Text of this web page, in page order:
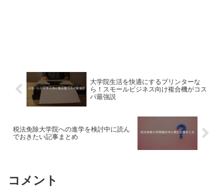
大学院生活を快適にするプリンターな
ら！スモールビジネス向け複合機がコス
パ最強説
税法免除大学院への進学を検討中に読ん
でおきたい記事まとめ
コメント